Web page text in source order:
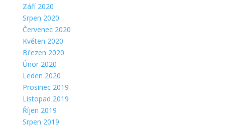
Září 2020
Srpen 2020
Červenec 2020
Květen 2020
Březen 2020
Únor 2020
Leden 2020
Prosinec 2019
Listopad 2019
Říjen 2019
Srpen 2019